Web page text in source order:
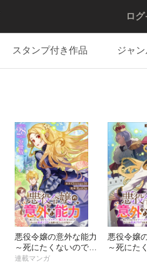
ロ
スタンプ付き作品 ジャ
悪役令嬢の意外な能力
～死にたくないのでチ
ートスキル 「識る
連載マンガ
悪役令嬢
～死にた